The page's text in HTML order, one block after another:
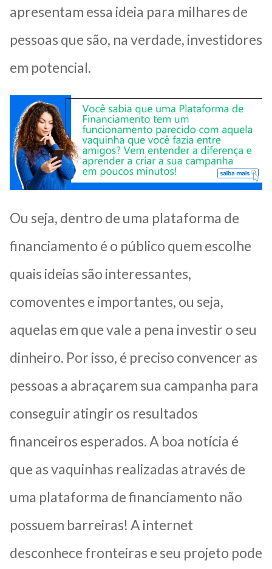
apresentam essa ideia para milhares de
pessoas que são, na verdade, investidores
em potencial.
Ou seja, dentro de uma plataforma de
financiamento é o público quem escolhe
quais ideias são interessantes,
comoventes e importantes, ou seja,
aquelas em que vale a pena investir o seu
dinheiro. Por isso, é preciso convencer as
pessoas a abraçarem sua campanha para
conseguir atingir os resultados
financeiros esperados. A boa notícia é
que as vaquinhas realizadas através de
uma plataforma de financiamento não
possuem barreiras! A internet
desconhece fronteiras e seu projeto pode